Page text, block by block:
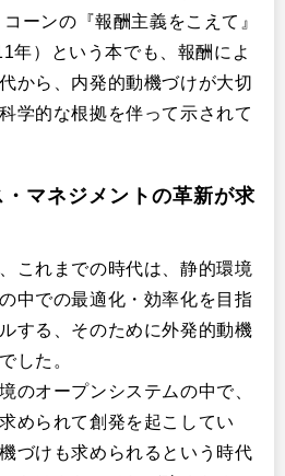
ーンの『報酬主義をこえて』
年）という本でも、報酬によ
から、内発的動機づけが大切
学的な根拠を伴って示されて
マネジメントの革新が求
これまでの時代は、静的環境
中での最適化・効率化を目指
する、そのために外発的動機
した。
のオープンシステムの中で、
められて創発を起こしてい
づけも求められるという時代